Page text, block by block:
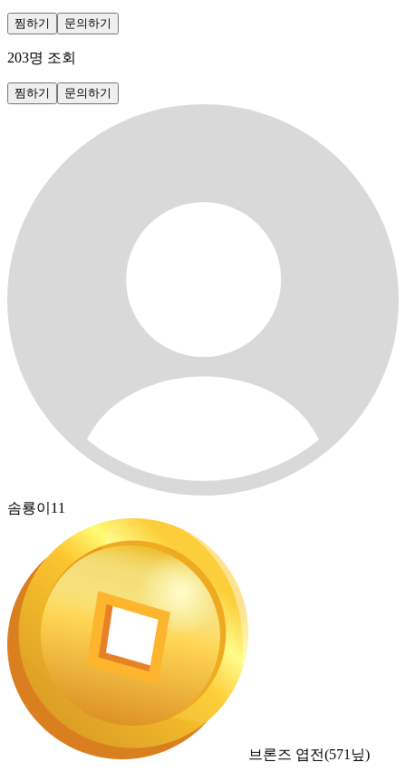
찜하기 문의하기
203명 조회
찜하기 문의하기
솜룡이11
브론즈 엽전(571 닢)